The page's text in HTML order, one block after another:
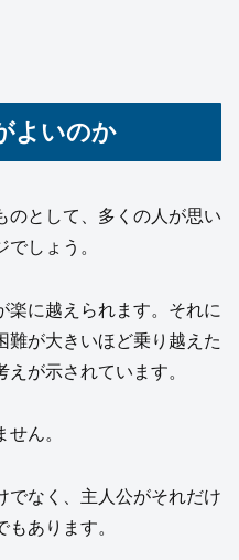
よいのか
のとして、多くの人が思い
しょう。
楽に越えられます。それに
難が大きいほど乗り越えた
が示されています。
ん。
でなく、主人公がそれだけ
あります。